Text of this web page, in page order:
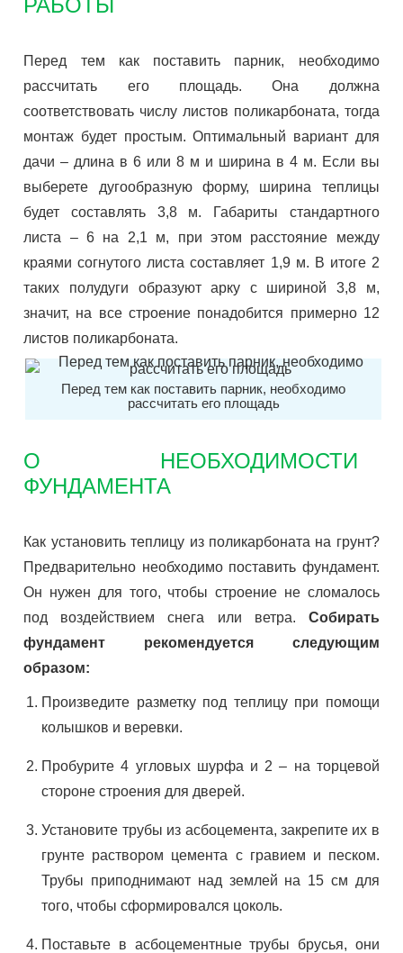
РАБОТЫ
Перед тем как поставить парник, необходимо
рассчитать его площадь. Она должна
соответствовать числу листов поликарбоната, тогда
монтаж будет простым. Оптимальный вариант для
дачи – длина в 6 или 8 м и ширина в 4 м. Если вы
выберете дугообразную форму, ширина теплицы
будет составлять 3,8 м. Габариты стандартного
листа – 6 на 2,1 м, при этом расстояние между
краями согнутого листа составляет 1,9 м. В итоге 2
таких полудуги образуют арку с шириной 3,8 м,
значит, на все строение понадобится примерно 12
листов поликарбоната.
Перед тем как поставить парник, необходимо
рассчитать его площадь
О НЕОБХОДИМОСТИ
ФУНДАМЕНТА
Как установить теплицу из поликарбоната на грунт?
Предварительно необходимо поставить фундамент.
Он нужен для того, чтобы строение не сломалось
под воздействием снега или ветра. Собирать
фундамент рекомендуется следующим
образом:
Произведите разметку под теплицу при помощи
колышков и веревки.
Пробурите 4 угловых шурфа и 2 – на торцевой
стороне строения для дверей.
Установите трубы из асбоцемента, закрепите их в
грунте раствором цемента с гравием и песком.
Трубы приподнимают над землей на 15 см для
того, чтобы сформировался цоколь.
Поставьте в асбоцементные трубы брусья, они